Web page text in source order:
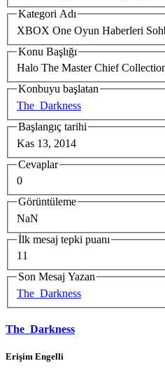
Kategori Adı
XBOX One Oyun Haberleri
Konu Başlığı
Halo The Master Chief
Konbuyu başlatan
The_Darkness
Başlangıç tarihi
Kas 13, 2014
Cevaplar
0
Görüntüleme
NaN
İlk mesaj tepki puanı
11
Son Mesaj Yazan
The_Darkness
The_Darkness
Erişim Engelli